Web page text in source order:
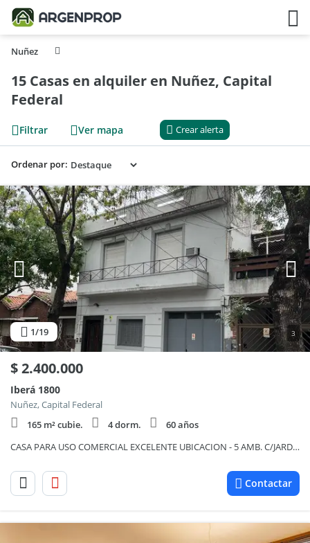
Nuñez
15 Casas en alquiler en Nuñez, Capital
Federal
Filtrar Ver mapa Crear alerta
Ordenar por:
1/19 3
$2.400.000
Iberá 1800
Nuñez, Capital Federal
165 m² cubie.
4 dorm.
60 años
CASA PARA USO COMERCIAL EXCELENTE UBICACION - 5 AMB. C/JARDIN
Contactar